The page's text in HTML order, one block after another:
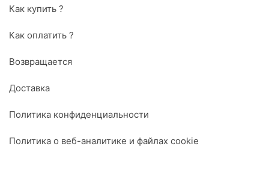
Как купить ?
Как оплатить ?
Возвращается
Доставка
Политика конфиденциальности
Политика о веб-аналитике и файлах cookie